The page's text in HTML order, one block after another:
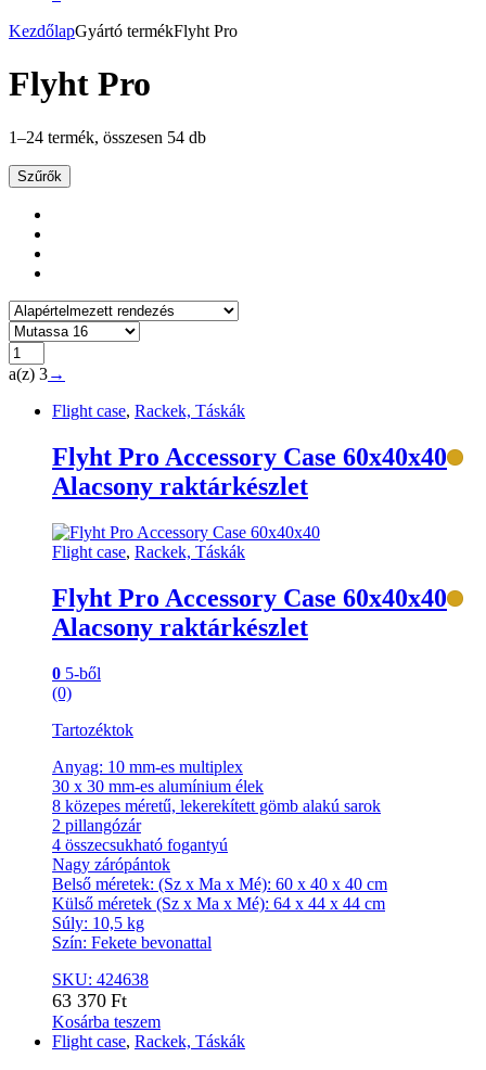
KezdőlapGyártó termékFlyht Pro
Flyht Pro
1–24 termék, összesen 54 db
Szűrők
a(z) 3→
Flight case, Rackek, Táskák
Flyht Pro Accessory Case 60x40x40
Alacsony raktárkészlet
Flight case, Rackek, Táskák
Flyht Pro Accessory Case 60x40x40
Alacsony raktárkészlet
0 5-ből
(0)
Tartozéktok
Anyag: 10 mm-es multiplex
30 x 30 mm-es alumínium élek
8 közepes méretű, lekerekített gömb alakú sarok
2 pillangózár
4 összecsukható fogantyú
Nagy zárópántok
Belső méretek: (Sz x Ma x Mé): 60 x 40 x 40 cm
Külső méretek (Sz x Ma x Mé): 64 x 44 x 44 cm
Súly: 10,5 kg
Szín: Fekete bevonattal
SKU: 424638
63 370 Ft
Kosárba teszem
Flight case, Rackek, Táskák